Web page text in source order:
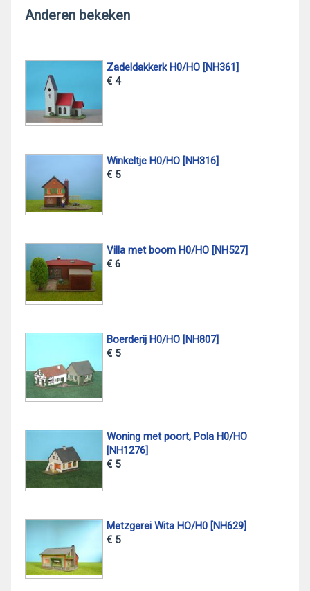
Anderen bekeken
Zadeldakkerk H0/HO [NH361]
€ 4
Winkeltje H0/HO [NH316]
€ 5
Villa met boom H0/HO [NH527]
€ 6
Boerderij H0/HO [NH807]
€ 5
Woning met poort, Pola H0/HO
[NH1276]
€ 5
Metzgerei Wita HO/H0 [NH629]
€ 5